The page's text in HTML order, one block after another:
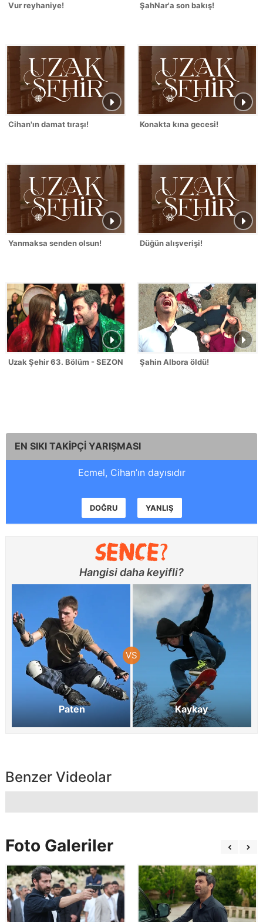
Vur reyhaniye! ŞahNar'a son bakış!
Cihan'ın damat tıraşı! Konakta kına gecesi!
Yanmaksa senden olsun! Düğün alışverişi!
Uzak Şehir 63. Bölüm - SEZON FİNALİŞahin Albora öldü!
EN SIKI TAKİPÇİ YARIŞMASI
Ecmel, Cihan’ın dayısıdır
DOĞRU YANLIŞ
Hangisi daha keyifli?
Paten Kaykay
Benzer Videolar
Foto Galeriler